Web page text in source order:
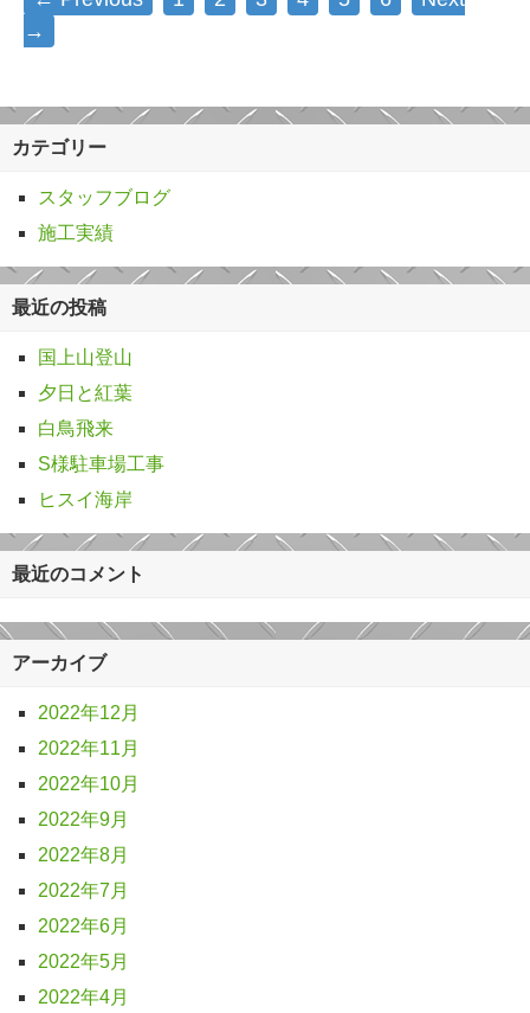
→
カテゴリー
スタッフブログ
施工実績
最近の投稿
国上山登山
夕日と紅葉
白鳥飛来
S様駐車場工事
ヒスイ海岸
最近のコメント
アーカイブ
2022年12月
2022年11月
2022年10月
2022年9月
2022年8月
2022年7月
2022年6月
2022年5月
2022年4月